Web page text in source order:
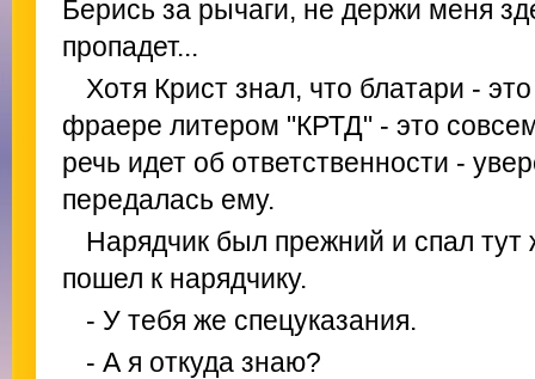
Берись за рычаги, не держи меня
пропадет...
Хотя Крист знал, что блатари -
фраере литером "КРТД" - это
речь идет об ответственности -
передалась ему.
Нарядчик был прежний и спал тут
пошел к нарядчику.
- У тебя же спецуказания.
- А я откуда знаю?